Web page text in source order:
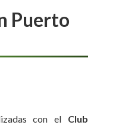
Puerto
con el Club